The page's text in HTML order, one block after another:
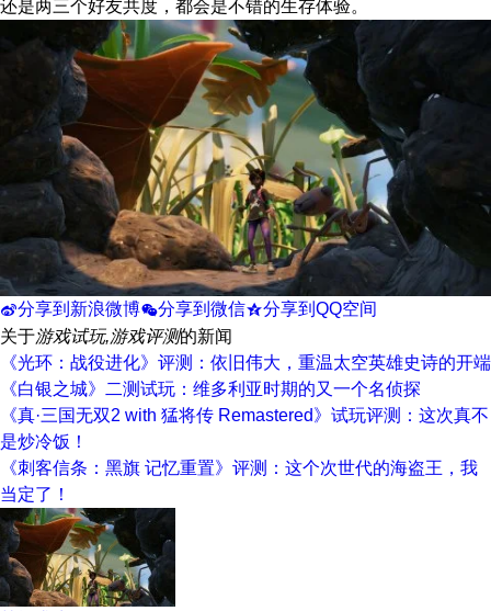
还是两三个好友共度，都会是不错的生存体验。
t分享到新浪微博w分享到微信z分享到QQ空间
关于游戏试玩,游戏评测的新闻
《光环：战役进化》评测：依旧伟大，重温太空英雄史诗的开端
《白银之城》二测试玩：维多利亚时期的又一个名侦探
《真·三国无双2 with 猛将传 Remastered》试玩评测：这次真不
是炒冷饭！
《刺客信条：黑旗 记忆重置》评测：这个次世代的海盗王，我
当定了！